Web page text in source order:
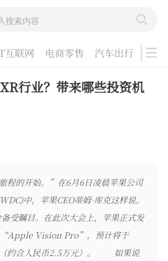
互联网 电商零售 汽车出行
游戏
行业？带来哪些投资机
程的开始。”在6月6日凌晨苹果公司
中，苹果CEO蒂姆·库克这样说。
瞩目。在此次大会上，苹果正式发
“Apple Vision Pro”，预计将于
（约合人民币2.5万元）。 如果说